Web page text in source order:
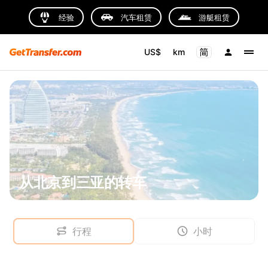
经验 汽车租赁 游艇租赁
US$ km
从北京到三亚的转车
行程 小时